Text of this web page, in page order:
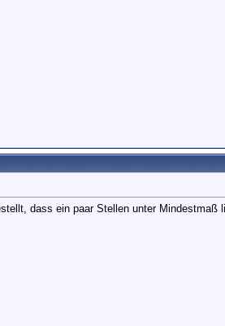
dass ein paar Stellen unter